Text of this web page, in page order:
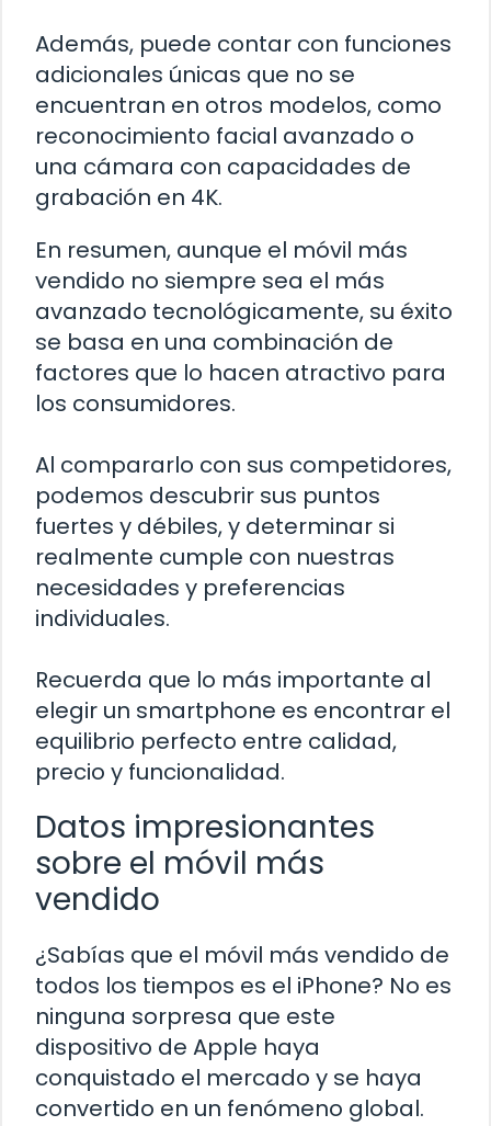
Además, puede contar con funciones
adicionales únicas que no se
encuentran en otros modelos, como
reconocimiento facial avanzado o
una cámara con capacidades de
grabación en 4K.
En resumen, aunque el móvil más
vendido no siempre sea el más
avanzado tecnológicamente, su éxito
se basa en una combinación de
factores que lo hacen atractivo para
los consumidores.
Al compararlo con sus competidores,
podemos descubrir sus puntos
fuertes y débiles, y determinar si
realmente cumple con nuestras
necesidades y preferencias
individuales.
Recuerda que lo más importante al
elegir un smartphone es encontrar el
equilibrio perfecto entre calidad,
precio y funcionalidad.
Datos impresionantes
sobre el móvil más
vendido
¿Sabías que el móvil más vendido de
todos los tiempos es el iPhone? No es
ninguna sorpresa que este
dispositivo de Apple haya
conquistado el mercado y se haya
convertido en un fenómeno global.